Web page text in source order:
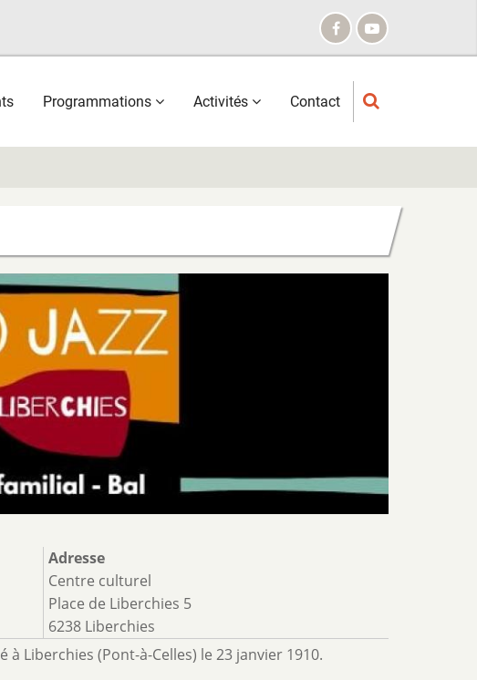
Programmations Activités Contact
Adresse
Centre culturel
Place de Liberchies 5
6238 Liberchies
Liberchies (Pont-à-Celles) le 23 janvier 1910.